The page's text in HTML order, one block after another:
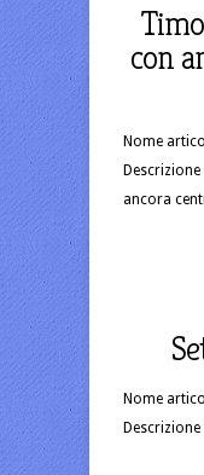
con
Nome
ancora
Nome
Descrizione